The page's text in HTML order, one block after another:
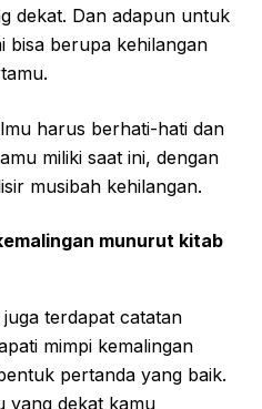
dekat. Dan adapun untuk
bisa berupa kehilangan
harus berhati-hati dan
miliki saat ini, dengan
musibah kehilangan.
munurut kitab
terdapat catatan
mimpi kemalingan
pertanda yang baik.
yang dekat kamu